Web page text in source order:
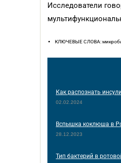
Исследователи
КЛЮЧЕВЫЕ СЛОВА:
Как распознать
02.02.2024
Вспышка коклюша в
28.12.2023
Тип бактерий в